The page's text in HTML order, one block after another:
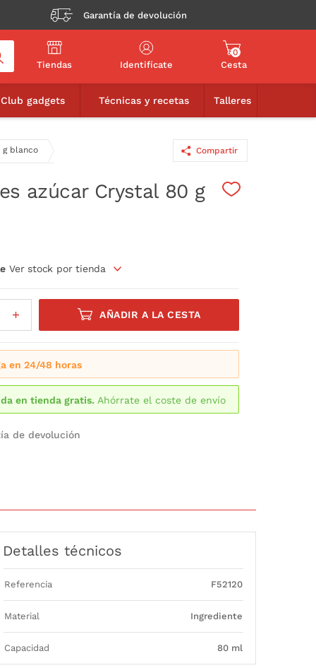
Garantía de devolución
Tiendas Identifícate
0
Cesta
Club gadgets Técnicas y recetas Talleres
g blanco
azúcar Crystal 80 g
Ver stock por tienda
AÑADIR A LA CESTA
en 24/48 horas
en tienda gratis. Ahórrate el coste de envío
de devolución
Compartir
Detalles técnicos
Referencia F52120
Material Ingrediente
Capacidad 80 ml